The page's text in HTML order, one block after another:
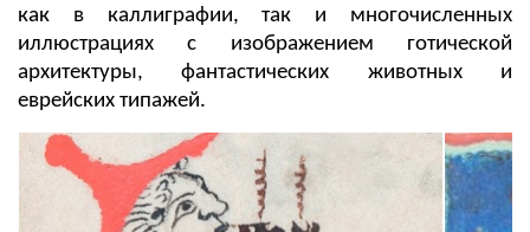
как в каллиграфии, так и многочисленных
иллюстрациях с изображением готической
архитектуры, фантастических животных и
еврейских типажей.